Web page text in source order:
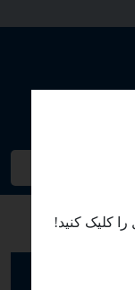
کلیک کنید!